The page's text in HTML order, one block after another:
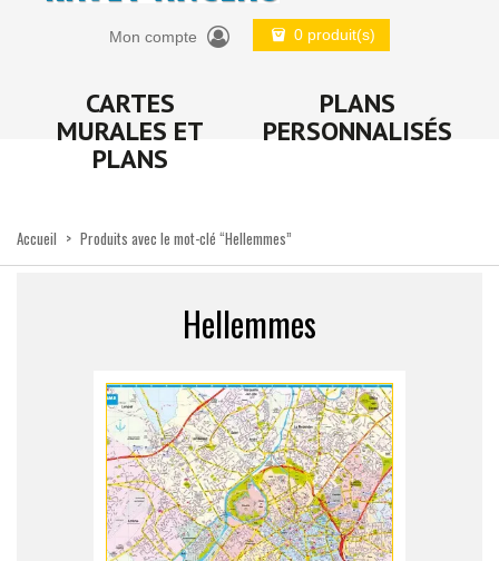
Mon compte 0 produit(s)
CARTES
MURALES ET
PLANS
PLANS
PERSONNALISÉS
Accueil > Produits avec le mot-clé “Hellemmes”
Hellemmes